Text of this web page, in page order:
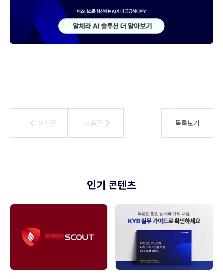
이전글
이전글 다음글
다음글 목록보기
인기 콘텐츠